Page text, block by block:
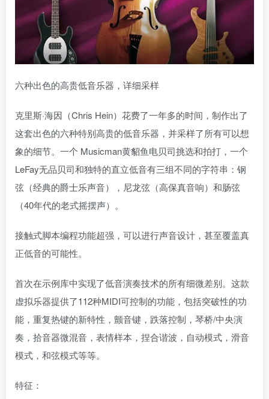
六种出色的高贵低音乐器，详细采样
克里斯·海因（Chris Hein）花费了一年多的时间，制作出了
这套出色的六种特别高贵的低音乐器，并采样了所有可以想
象的细节。一个 Musicman黄貂鱼电贝司挑选和拍打，一个
LeFay无品贝司和独特的直立低音有三组不同的字符串：钢
弦（经典的爵士乐声音），尼龙弦（高保真音响）和肠弦
（40年代的老式摇摆声）。
接触式脚本编程功能超强，可以进行声音设计，甚至覆盖真
正低音的可能性。
首次在示例库中实现了低音演奏技术的所有细微差别。这款
虚拟乐器提供了112种MIDI可控制的功能，包括突破性的功
能，重复热键的新特性，颤音键，跌落控制，琴桥/中央演
奏，拾音器微混音，表情样本，捏合谐波，自动模式，滑音
模式，和弦模式等等。
特征：